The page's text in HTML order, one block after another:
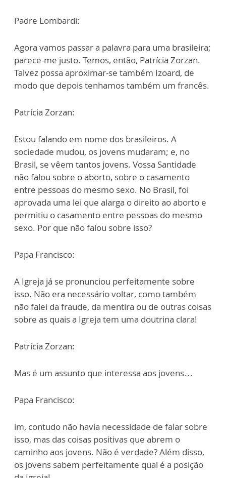
Padre Lombardi:
Agora vamos passar a palavra para uma brasileira;
parece-me justo. Temos, então, Patrícia Zorzan.
Talvez possa aproximar-se também Izoard, de
modo que depois tenhamos também um francês.
Patrícia Zorzan:
Estou falando em nome dos brasileiros. A
sociedade mudou, os jovens mudaram; e, no
Brasil, se vêem tantos jovens. Vossa Santidade
não falou sobre o aborto, sobre o casamento
entre pessoas do mesmo sexo. No Brasil, foi
aprovada uma lei que alarga o direito ao aborto e
permitiu o casamento entre pessoas do mesmo
sexo. Por que não falou sobre isso?
Papa Francisco:
A Igreja já se pronunciou perfeitamente sobre
isso. Não era necessário voltar, como também
não falei da fraude, da mentira ou de outras coisas
sobre as quais a Igreja tem uma doutrina clara!
Patrícia Zorzan:
Mas é um assunto que interessa aos jovens…
Papa Francisco:
im, contudo não havia necessidade de falar sobre
isso, mas das coisas positivas que abrem o
caminho aos jovens. Não é verdade? Além disso,
os jovens sabem perfeitamente qual é a posição